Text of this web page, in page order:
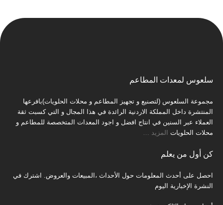
سلعوس لمعدات المطاعم
مجموعة السلعوس (لتصنيع و تجهيز المطاعم و محلات الحلويات)بافرعها
المنتشرة داخل المملكة الاردنية الرائدة في هذا المجال و التي كسبت ثقة
العملاء عبر السنين في انتاج افضل و اجود المعدات المتخصصة للمطاعم و
محلات الحلويات المزيد
كن أول من يعلم
احصل على أحدث المعلومات حول الأحداث ،المبيعات والعروض. اشترك في
النشرة الإخبارية اليوم